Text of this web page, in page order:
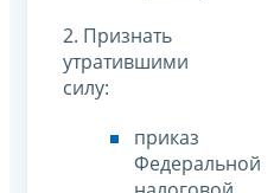
2. Признать
утратившими
силу:
приказ
Федеральной